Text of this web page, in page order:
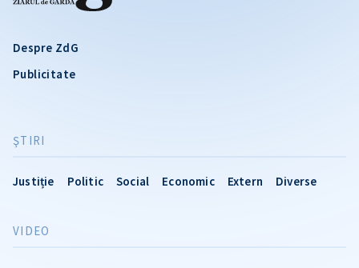
Despre ZdG
Publicitate
ŞTIRI
Justiție Politic Social Economic Extern Diverse
VIDEO